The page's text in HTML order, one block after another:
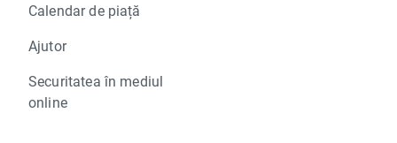
Calendar de piață
Ajutor
Securitatea în mediul
online